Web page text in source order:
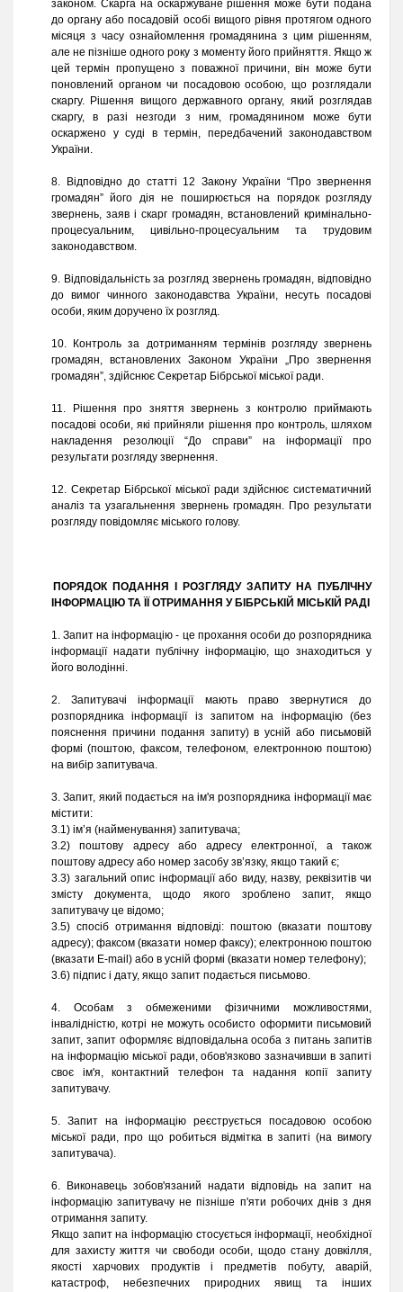
законом. Скарга на оскаржуване рішення може бути подана
до органу або посадовій особі вищого рівня протягом одного
місяця з часу ознайомлення громадянина з цим рішенням,
але не пізніше одного року з моменту його прийняття. Якщо ж
цей термін пропущено з поважної причини, він може бути
поновлений органом чи посадовою особою, що розглядали
скаргу. Рішення вищого державного органу, який розглядав
скаргу, в разі незгоди з ним, громадянином може бути
оскаржено у суді в термін, передбачений законодавством
України.
8. Відповідно до статті 12 Закону України “Про звернення
громадян” його дія не поширюється на порядок розгляду
звернень, заяв і скарг громадян, встановлений кримінально-
процесуальним, цивільно-процесуальним та трудовим
законодавством.
9. Відповідальність за розгляд звернень громадян, відповідно
до вимог чинного законодавства України, несуть посадові
особи, яким доручено їх розгляд.
10. Контроль за дотриманням термінів розгляду звернень
громадян, встановлених Законом України „Про звернення
громадян”, здійснює Секретар Бібрської міської ради.
11. Рішення про зняття звернень з контролю приймають
посадові особи, які прийняли рішення про контроль, шляхом
накладення резолюції “До справи” на інформації про
результати розгляду звернення.
12. Секретар Бібрської міської ради здійснює систематичний
аналіз та узагальнення звернень громадян. Про результати
розгляду повідомляє міського голову.
ПОРЯДОК ПОДАННЯ І РОЗГЛЯДУ ЗАПИТУ НА ПУБЛІЧНУ
ІНФОРМАЦІЮ ТА ЇЇ ОТРИМАННЯ У БІБРСЬКІЙ МІСЬКІЙ РАДІ
1. Запит на інформацію - це прохання особи до розпорядника
інформації надати публічну інформацію, що знаходиться у
його володінні.
2. Запитувачі інформації мають право звернутися до
розпорядника інформації із запитом на інформацію (без
пояснення причини подання запиту) в усній або письмовій
формі (поштою, факсом, телефоном, електронною поштою)
на вибір запитувача.
3. Запит, який подається на ім'я розпорядника інформації має
містити:
3.1) ім’я (найменування) запитувача;
3.2) поштову адресу або адресу електронної, а також
поштову адресу або номер засобу зв’язку, якщо такий є;
3.3) загальний опис інформації або виду, назву, реквізитів чи
змісту документа, щодо якого зроблено запит, якщо
запитувачу це відомо;
3.5) спосіб отримання відповіді: поштою (вказати поштову
адресу); факсом (вказати номер факсу); електронною поштою
(вказати E-mail) або в усній формі (вказати номер телефону);
3.6) підпис і дату, якщо запит подається письмово.
4. Особам з обмеженими фізичними можливостями,
інвалідністю, котрі не можуть особисто оформити письмовий
запит, запит оформляє відповідальна особа з питань запитів
на інформацію міської ради, обов'язково зазначивши в запиті
своє ім'я, контактний телефон та надання копії запиту
запитувачу.
5. Запит на інформацію реєструється посадовою особою
міської ради, про що робиться відмітка в запиті (на вимогу
запитувача).
6. Виконавець зобов'язаний надати відповідь на запит на
інформацію запитувачу не пізніше п'яти робочих днів з дня
отримання запиту.
Якщо запит на інформацію стосується інформації, необхідної
для захисту життя чи свободи особи, щодо стану довкілля,
якості харчових продуктів і предметів побуту, аварій,
катастроф, небезпечних природних явищ та інших